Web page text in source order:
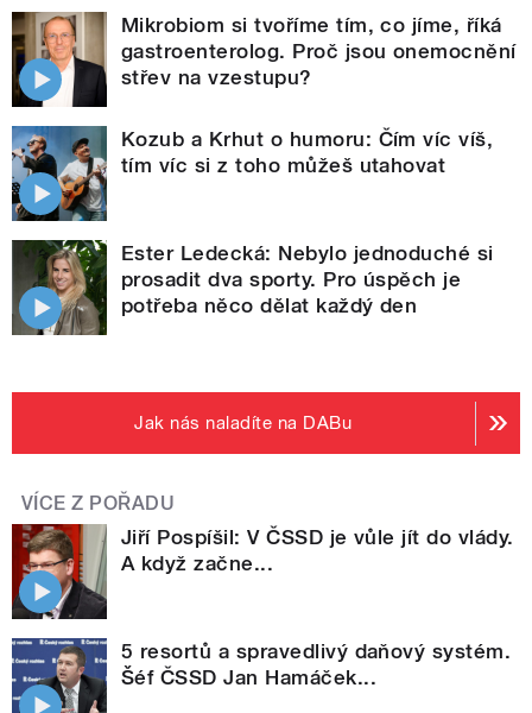
Mikrobiom si tvoříme tím, co jíme, říká
gastroenterolog. Proč jsou onemocnění
střev na vzestupu?
Kozub a Krhut o humoru: Čím víc víš,
tím víc si z toho můžeš utahovat
Ester Ledecká: Nebylo jednoduché si
prosadit dva sporty. Pro úspěch je
potřeba něco dělat každý den
Jak nás naladíte na DABu
VÍCE Z POŘADU
Jiří Pospíšil: V ČSSD je vůle jít do vlády.
A když začne...
5 resortů a spravedlivý daňový systém.
Šéf ČSSD Jan Hamáček...